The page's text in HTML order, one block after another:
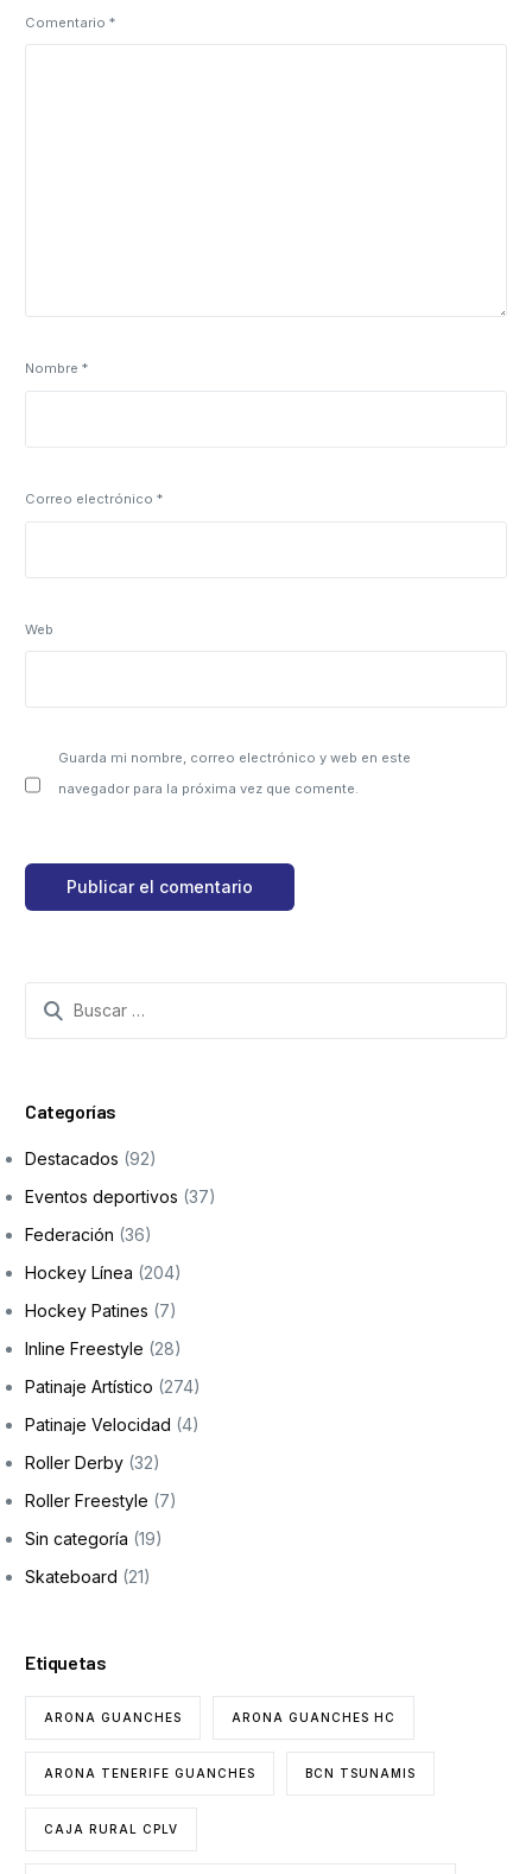
Comentario*
Nombre*
Correo electrónico*
Web
Guarda mi nombre, correo electrónico y web en este
navegador para la próxima vez que comente.
Categorías
Destacados (92)
Eventos deportivos (37)
Federación (36)
Hockey Línea (204)
Hockey Patines (7)
Inline Freestyle (28)
Patinaje Artístico (274)
Patinaje Velocidad (4)
Roller Derby (32)
Roller Freestyle (7)
Sin categoría (19)
Skateboard (21)
Etiquetas
ARONA GUANCHES ARONA GUANCHES HC
ARONA TENERIFE GUANCHES BCN TSUNAMIS
CAJA RURAL CPLV